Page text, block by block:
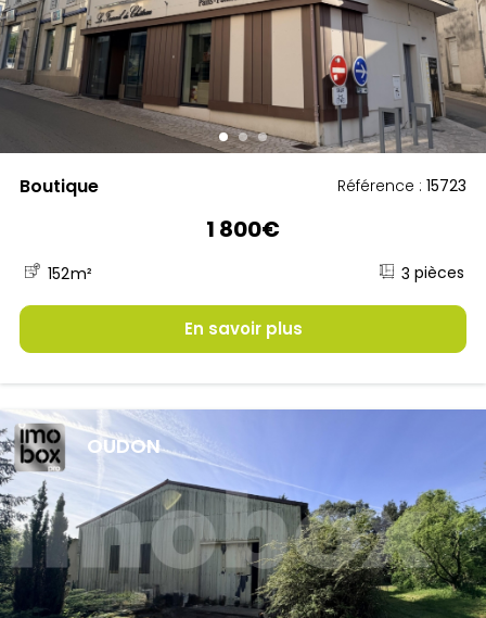
Boutique Référence :15723
1 800€
152m² 3
En savoir plus
OUDON